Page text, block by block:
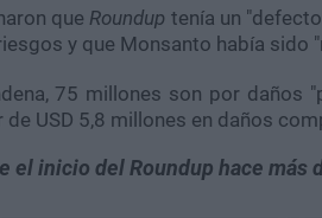
que Roundup tenía un
y que Monsanto había sido
75 millones son por daños
USD 5,8 millones en daños
el inicio del Roundup hace más